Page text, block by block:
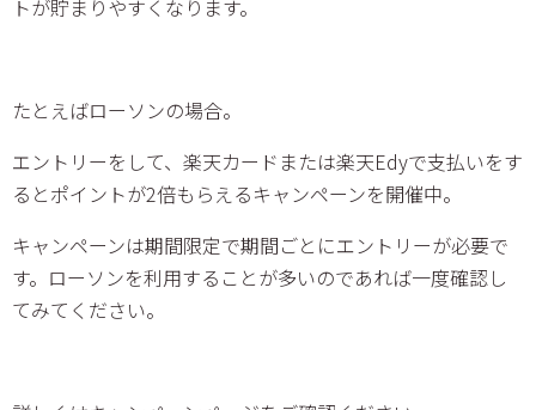
トが貯まりやすくなります。
たとえばローソンの場合。
エントリーをして、楽天カードまたは楽天Edyで支払いをす
るとポイントが2倍もらえるキャンペーンを開催中。
キャンペーンは期間限定で期間ごとにエントリーが必要で
す。ローソンを利用することが多いのであれば一度確認し
てみてください。